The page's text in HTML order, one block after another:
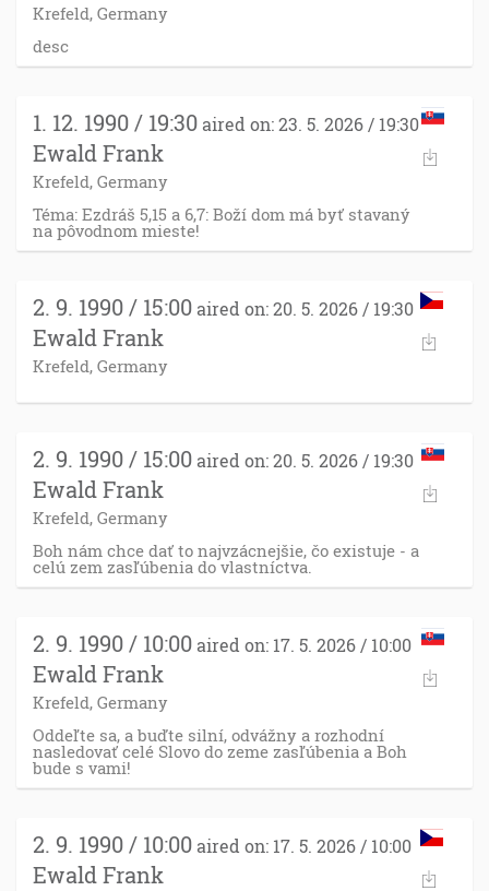
Krefeld, Germany
desc
1. 12. 1990 / 19:30 aired on: 23. 5. 2026 / 19:30
Ewald Frank
Krefeld, Germany
Téma: Ezdráš 5,15 a 6,7: Boží dom má byť stavaný
na pôvodnom mieste!
2. 9. 1990 / 15:00 aired on: 20. 5. 2026 / 19:30
Ewald Frank
Krefeld, Germany
2. 9. 1990 / 15:00 aired on: 20. 5. 2026 / 19:30
Ewald Frank
Krefeld, Germany
Boh nám chce dať to najvzácnejšie, čo existuje - a
celú zem zasľúbenia do vlastníctva.
2. 9. 1990 / 10:00 aired on: 17. 5. 2026 / 10:00
Ewald Frank
Krefeld, Germany
Oddeľte sa, a buďte silní, odvážny a rozhodní
nasledovať celé Slovo do zeme zasľúbenia a Boh
bude s vami!
2. 9. 1990 / 10:00 aired on: 17. 5. 2026 / 10:00
Ewald Frank